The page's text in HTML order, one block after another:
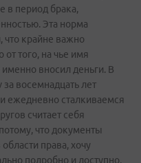
в период брака,
Эта норма
что крайне важно
от того, на чье имя
вносил деньги. В
восемнадцать лет
ежедневно сталкиваемся
считает себя
что документы
права, хочу
подробно и доступно,